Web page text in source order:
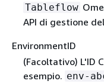
Tableflow
API di gestione
EnvironmentID
(Facoltativo) L'ID
esempio. env-